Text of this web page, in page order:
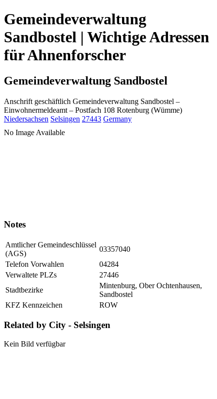
Gemeindeverwaltung
Sandbostel | Wichtige Adressen
für Ahnenforscher
Gemeindeverwaltung Sandbostel
Anschrift geschäftlich Gemeindeverwaltung Sandbostel –
Einwohnermeldeamt – Postfach 108 Rotenburg (Wümme)
Niedersachsen Selsingen 27443 Germany
No Image Available
Notes
Amtlicher Gemeindeschlüssel
(AGS)
03357040
Telefon Vorwahlen
04284
Verwaltete PLZs
27446
Stadtbezirke
Mintenburg, Ober Ochtenhausen,
Sandbostel
KFZ Kennzeichen
ROW
Related by City - Selsingen
Kein Bild verfügbar